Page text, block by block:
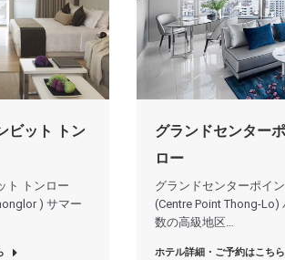
ビット トン
ト トンロー
) サマー
グランドセンター
ロー
グランドセンターポイ
(Centre Point Thong-Lo)
数の高級地区…
ホテル詳細・ご予約はこちら